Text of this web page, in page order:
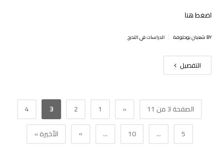
اضغط هنا
BY شعبان بوحلوفة الدراسات في التدرج
التفصيل
الصفحة 3 من 11 «
1
2
3
4
5
...
10
...
» الأخيرة »